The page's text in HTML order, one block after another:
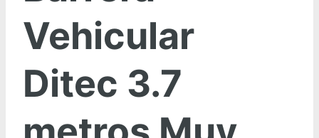
Vehicular
Ditec 3.7